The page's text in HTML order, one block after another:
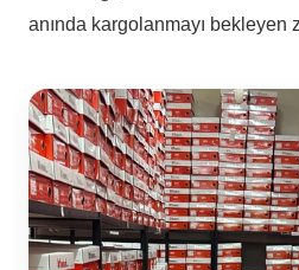
anında kargolanmayı bekleyen